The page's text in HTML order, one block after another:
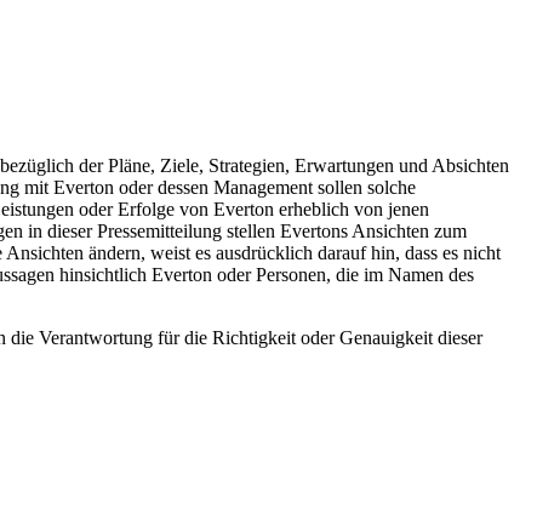
der Pläne, Ziele, Strategien, Erwartungen und Absichten
mit Everton oder dessen Management sollen solche
oder Erfolge von Everton erheblich von jenen
in dieser Pressemitteilung stellen Evertons Ansichten zum
ändern, weist es ausdrücklich darauf hin, dass es nicht
hinsichtlich Everton oder Personen, die im Namen des
die Verantwortung für die Richtigkeit oder Genauigkeit dieser